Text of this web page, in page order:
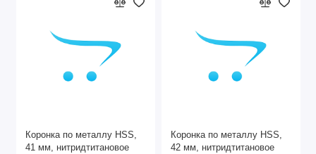
Коронка по металлу HSS,
41 мм, нитридтитановое
Коронка по металлу HSS,
42 мм, нитридтитановое